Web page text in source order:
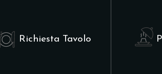
Richiesta Tavolo